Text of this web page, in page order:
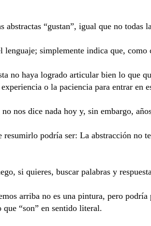
abstractas “gustan”, igual que no todas
lenguaje; simplemente indica que,
no haya logrado articular bien lo que
o la paciencia para entrar en
nos dice nada hoy y, sin embargo,
resumirlo podría ser: La abstracción no
si quieres, buscar palabras y
arriba no es una pintura, pero
que “son” en sentido literal.